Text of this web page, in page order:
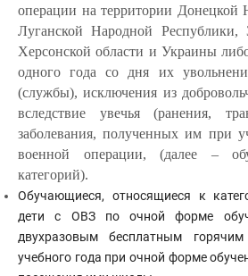
операции на территории Донецкой
Луганской Народной Республики,
Херсонской области и Украины
одного года со дня их
(службы), исключения из
вследствие увечья (ранения,
заболевания, полученных им при
военной операции, (далее –
категорий).
Обучающиеся, относящиеся к
дети с ОВЗ по очной форме
двухразовым бесплатным
учебного года при очной форме